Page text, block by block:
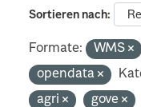
Sortieren nach
Formate: WMS
opendata
agri
gove